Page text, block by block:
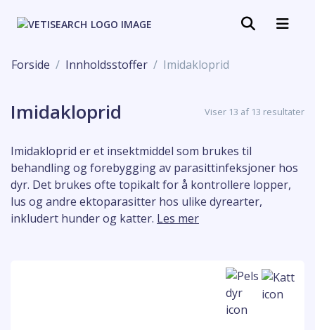
Forside Innholdsstoffer Imidakloprid
Imidakloprid Viser 13 af 13 resultater
Imidakloprid er et insektmiddel som brukes til
behandling og forebygging av parasittinfeksjoner hos
dyr. Det brukes ofte topikalt for å kontrollere lopper,
lus og andre ektoparasitter hos ulike dyrearter,
inkludert hunder og katter. Les mer